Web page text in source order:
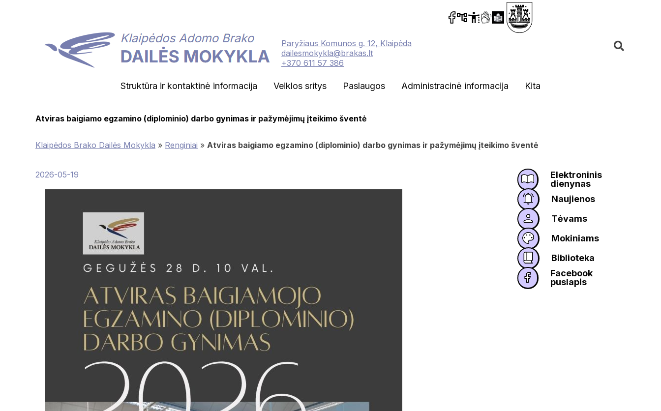
Paryžiaus Komunos g. 12, Klaipėda
dailesmokykla@brakas.lt
+370 611 57 386
Struktūra ir kontaktinė informacija Veiklos sritys Paslaugos Administracinė informacija Kita
Atviras baigiamo egzamino (diplominio) darbo gynimas ir pažymėjimų įteikimo šventė
Klaipėdos Brako Dailės Mokykla » Renginiai » Atviras baigiamo egzamino (diplominio) darbo gynimas ir pažymėjimų įteikimo šventė
2026-05-19
Elektroninis
dienynas
Naujienos
Tėvams
Mokiniams
Biblioteka
Facebook
puslapis